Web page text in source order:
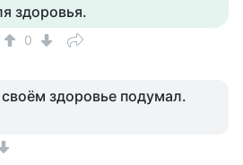
здоровья.
0
здоровье подумал.